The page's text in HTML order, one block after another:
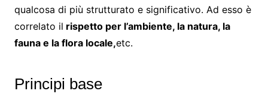
qualcosa di più strutturato e significativo. Ad esso è
correlato il rispetto per l’ambiente, la natura, la
fauna e la flora locale,etc.
Principi base